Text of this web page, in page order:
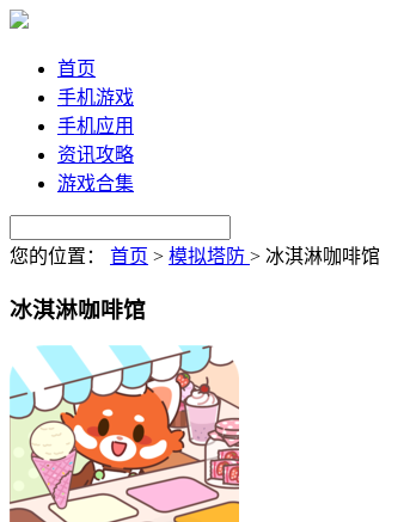
首页
手机游戏
手机应用
资讯攻略
游戏合集
您的位置： 首页 > 模拟塔防 > 冰淇淋咖啡馆
冰淇淋咖啡馆